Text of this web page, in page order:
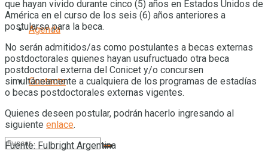
Agenda
Contacto
que hayan vivido durante cinco (5) años en Estados Unidos de
América en el curso de los seis (6) años anteriores a
postularse para la beca.
No serán admitidos/as como postulantes a becas externas
postdoctorales quienes hayan usufructuado otra beca
postdoctoral externa del Conicet y/o concursen
simultáneamente a cualquiera de los programas de estadías
o becas postdoctorales externas vigentes.
Quienes deseen postular, podrán hacerlo ingresando al
siguiente enlace.
Fuente: Fulbright Argentina